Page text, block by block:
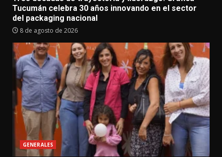
Tucumán celebra 30 años innovando en el sector
del packaging nacional
8 de agosto de 2026
GENERALES